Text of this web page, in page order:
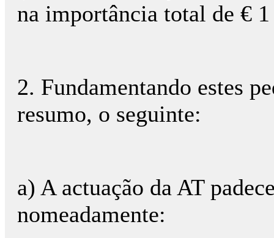
na importância total de €
2. Fundamentando estes
resumo, o seguinte:
a) A actuação da AT
nomeadamente: